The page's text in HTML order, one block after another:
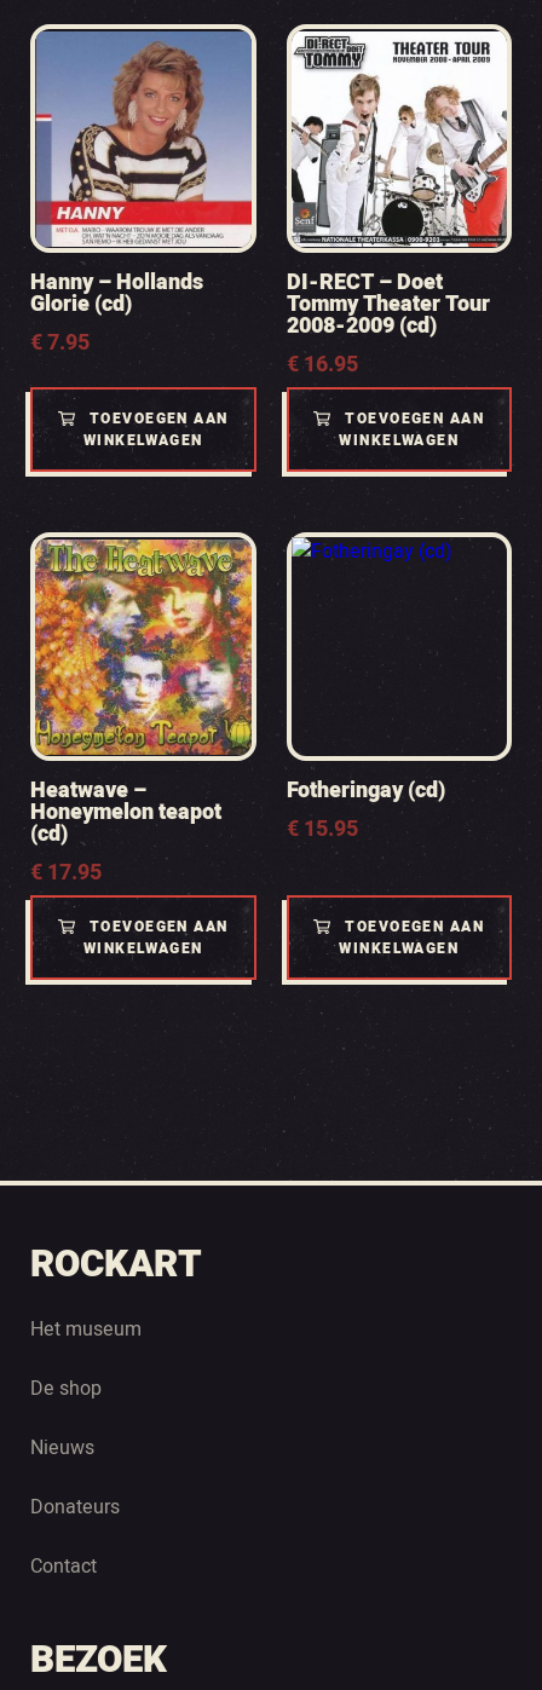
Hanny – Hollands
Glorie (cd)
€7.95
TOEVOEGEN AAN
WINKELWAGEN
DI-RECT – Doet
Tommy Theater Tour
2008-2009 (cd)
€16.95
TOEVOEGEN AAN
WINKELWAGEN
Heatwave –
Honeymelon teapot
(cd)
€17.95
TOEVOEGEN AAN
WINKELWAGEN
Fotheringay (cd)
€15.95
TOEVOEGEN AAN
WINKELWAGEN
ROCKART
Het museum
De shop
Nieuws
Donateurs
Contact
BEZOEK